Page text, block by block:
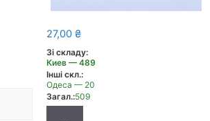
27,00₴
Зі складу:
Киев — 489
Інші скл.:
Одеса — 20
Загал.:509